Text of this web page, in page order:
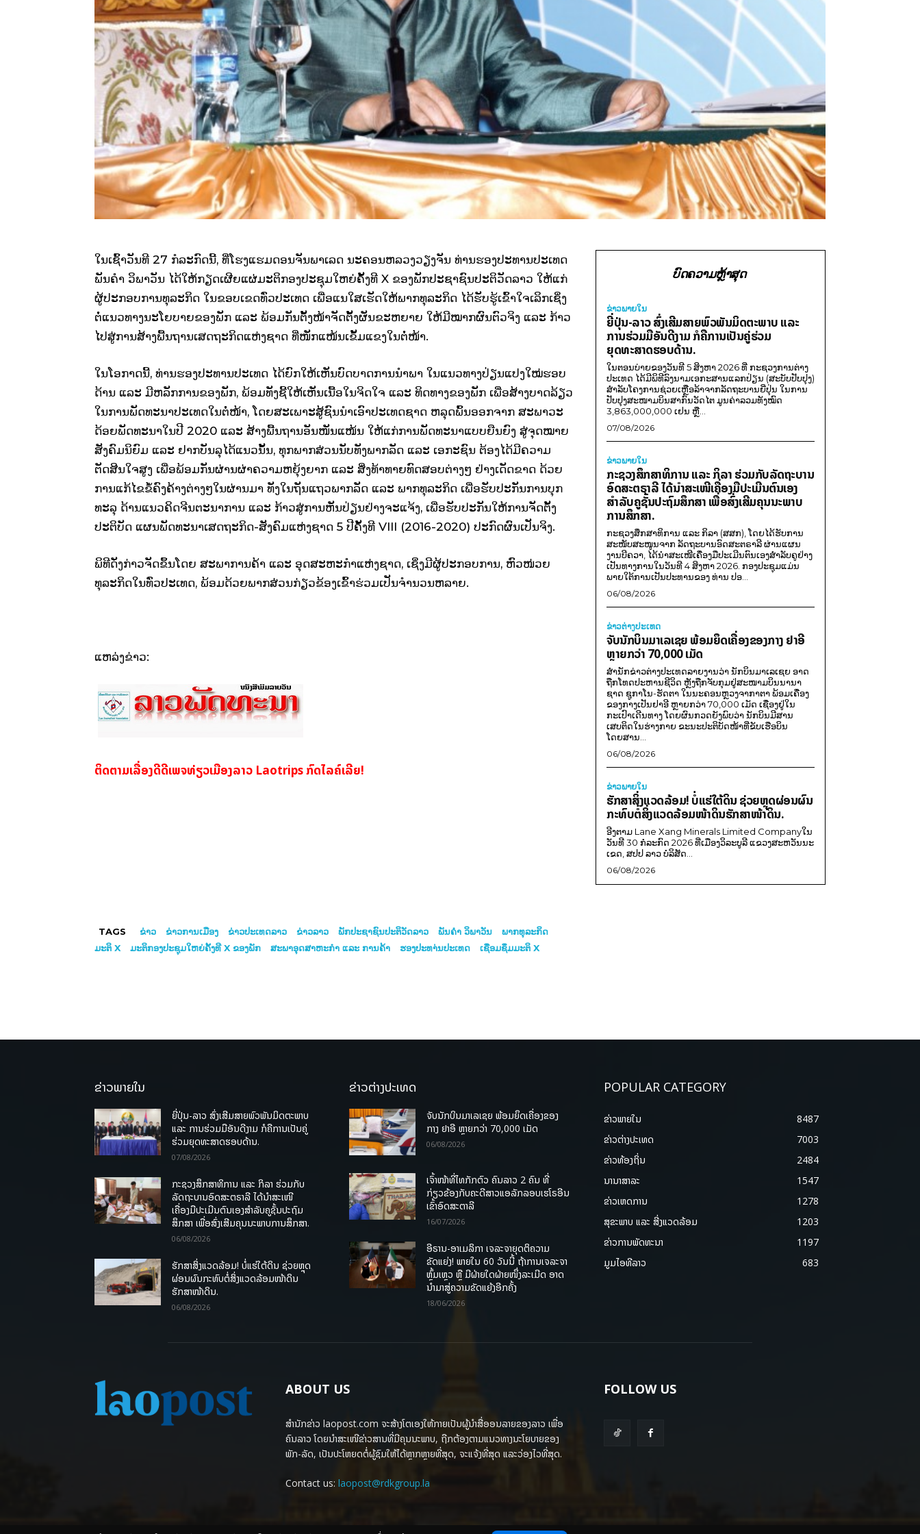
ໃນເຊົ້າວັນທີ 27 ກໍລະກົດນີ້, ທີ່ໂຮງແຮມດອນຈັນພາເລດ ນະຄອນຫລວງວຽງຈັນ ທ່ານຮອງປະທານປະເທດ
ພັນຄໍາ ວິພາວັນ ໄດ້ໃຫ້ກຽດເຜີຍແຜ່ມະຕິກອງປະຊຸມໃຫຍ່ຄັ້ງທີ X ຂອງພັກປະຊາຊົນປະຕິວັດລາວ ໃຫ້ແກ່
ຜູ້ປະກອບການທຸລະກິດ ໃນຂອບເຂດທົ່ວປະເທດ ເພື່ອແນໃສເຮັດໃຫ້ພາກທຸລະກິດ ໄດ້ຮັບຮູ້ເຂົ້າໃຈເລິກເຊິ່ງ
ຕໍ່ແນວທາງນະໂຍບາຍຂອງພັກ ແລະ ພ້ອມກັນຕັ້ງໜ້າຈັດຕັ້ງຜັນຂະຫຍາຍ ໃຫ້ມີໝາກຜົນຕົວຈິງ ແລະ ກ້າວ
ໄປສູ່ການສ້າງພື້ນຖານເສດຖະກິດແຫ່ງຊາດ ທີ່ໜັກແໜ້ນເຂັ້ມແຂງໃນຕໍ່ໜ້າ.
ໃນໂອກາດນີ້, ທ່ານຮອງປະທານປະເທດ ໄດ້ຍົກໃຫ້ເຫັນບົດບາດການນໍາພາ ໃນແນວທາງປ່ຽນແປງໃໝ່ຮອບ
ດ້ານ ແລະ ມີຫລັກການຂອງພັກ, ພ້ອມທັງຊີ້ໃຫ້ເຫັນເນື້ອໃນຈິດໃຈ ແລະ ທິດທາງຂອງພັກ ເພື່ອສ້າງບາດລ້ຽວ
ໃນການພັດທະນາປະເທດໃນຕໍ່ໜ້າ, ໂດຍສະເພາະສູ້ຊົນນໍາເອົາປະເທດຊາດ ຫລຸດພົ້ນອອກຈາກ ສະພາວະ
ດ້ອຍພັດທະນາໃນປີ 2020 ແລະ ສ້າງພື້ນຖານອັນໜັນແໜ້ນ ໃຫ້ແກ່ການພັດທະນາແບບຍືນຍົງ ສູ່ຈຸດໝາຍ
ສັງຄົມນິຍົມ ແລະ ຢາກບັນລຸໄດ້ແນວນັ້ນ, ທຸກພາກສ່ວນນັບທັງພາກລັດ ແລະ ເອກະຊົນ ຕ້ອງໄດ້ມີຄວາມ
ຕັດສີນໃຈສູງ ເພື່ອພ້ອມກັນຜ່ານຜ່າຄວາມຫຍຸ້ງຍາກ ແລະ ສິ່ງທ້າທາຍທົດສອບຕ່າງໆ ຢ່າງເດັດຂາດ ດ້ວຍ
ການແກ້ໄຂຂໍ້ຄົງຄ້າງຕ່າງໆໃນຜ່ານມາ ທັງໃນຖັນແຖວພາກລັດ ແລະ ພາກທຸລະກິດ ເພື່ອຮັບປະກັນການບຸກ
ທະລຸ ດ້ານແນວຄິດຈີນຕະນາການ ແລະ ກ້າວສູ່ການຫັນປ່ຽນຢ່າງຈະແຈ້ງ, ເພື່ອຮັບປະກັນໃຫ້ການຈັດຕັ້ງ
ປະຕິບັດ ແຜນພັດທະນາເສດຖະກິດ-ສັງຄົມແຫ່ງຊາດ 5 ປີຄັ້ງທີ VIII (2016-2020) ປະກົດຜົນເປັນຈິງ.
ພິທີດັ່ງກ່າວຈັດຂຶ້ນໂດຍ ສະພາການຄ້າ ແລະ ອຸດສະຫະກໍາແຫ່ງຊາດ, ເຊິ່ງມີຜູ້ປະກອບການ, ຫົວໜ່ວຍ
ທຸລະກິດໃນທົ່ວປະເທດ, ພ້ອມດ້ວຍພາກສ່ວນກ່ຽວຂ້ອງເຂົ້າຮ່ວມເປັນຈໍານວນຫລາຍ.
ແຫລ່ງຂ່າວ:
ຕິດຕາມເລື່ອງດີດີເພຈທ່ຽວເມືອງລາວ Laotrips ກົດໄລຄ໌ເລີຍ!
TAGS ຂ່າວ ຂ່າວການເມືອງ ຂ່າວປະເທດລາວ ຂ່າວລາວ ພັກປະຊາຊົນປະຕິວັດລາວ ພັນຄຳ ວິພາວັນ
ພາກທຸລະກິດ
ມະຕິ X
ມະຕິກອງປະຊຸມໃຫຍ່ຄັ້ງທີ X ຂອງພັກ ສະພາອຸດສາຫະກຳ ແລະ ການຄ້າ ຮອງປະທາ່ນປະເທດ ເຊື່ອມຊຶມມະຕິ X
ບົດຄວາມຫຼ້າສຸດ
ຂ່າວພາຍ​ໃນ
ຍີ່ປຸ່ນ-ລາວ ສົ່ງເສີມສາຍພົວພັນມິດຕະພາບ ແລະ
ການຮ່ວມມືອັນດີງາມ ກໍຄືການເປັນຄູ່ຮ່ວມ
ຍຸດທະສາດຮອບດ້ານ.
ໃນຕອນບ່າຍຂອງວັນທີ 5 ສິງຫາ 2026 ທີ່ ກະຊວງການຕ່າງ
ປະເທດ ໄດ້ມີພິທີລົງນາມເອກະສານແລກປ່ຽນ (ສະບັບປັບປຸງ)
ສໍາລັບໂຄງການຊ່ວຍເຫຼືອລ້າຈາກລັດຖະບານຍີ່ປຸ່ນ ໃນການ
ປັບປຸງສະໜາມບິນສາກົນວັດໄຕ ມູນຄ່າລວມທັງໝົດ
3,863,000,000 ເຢນ ຫຼື...
07/08/2026
ຂ່າວພາຍ​ໃນ
ກະຊວງສຶກສາທິການ ແລະ ກິລາ ຮ່ວມກັບລັດຖະບານ
ອົດສະຕຣາລີ ໄດ້ນຳສະເໜີເຄື່ອງມືປະເມີນຕົນເອງ
ສຳລັບຄູຊັ້ນປະຖົມສຶກສາ ເພື່ອສົ່ງເສີມຄຸນນະພາບ
ການສຶກສາ.
ກະຊວງສຶກສາທິການ ແລະ ກິລາ (ສສກ), ໂດຍໄດ້ຮັບການ
ສະໜັບສະໜູນຈາກ ລັດຖະບານອົດສະຕຣາລີ ຜ່ານແຜນ
ງານບີຄວາ, ໄດ້ນຳສະເໜີເຄື່ອງມືປະເມີນຕົນເອງສຳລັບຄູຢ່າງ
ເປັນທາງການໃນວັນທີ 4 ສິງຫາ 2026. ກອງປະຊຸມແມ່ນ
ພາຍໃຕ້ການເປັນປະທານຂອງ ທ່ານ ປອ...
06/08/2026
ຂ່າວຕ່າງປະເທດ
ຈັບນັກບິນມາເລເຊຍ ພ້ອມຍຶດເຄື່ອງຂອງກາງ ຢາອີ
ຫຼາຍກວ່າ 70,000 ເມັດ
ສຳນັກຂ່າວຕ່າງປະເທດລາຍງານວ່າ ນັກບິນມາເລເຊຍ ອາດ
ຖືກໂທດປະຫານຊີວິດ ຫຼັງຖືກຈັບກຸມຢູ່ສະໜາມບິນນານາ
ຊາດ ຊູກາໂນ-ຮັດຕາ ໃນນະຄອນຫຼວງຈາກາຕາ ພ້ອມເຄື່ອງ
ຂອງກາງເປັນຢາອີ ຫຼາຍກວ່າ 70,000 ເມັດ ເຊື່ອງຢູ່ໃນ
ກະເປົາເດີນທາງ ໂດຍຜົນກວດຍັງພົບວ່າ ນັກບິນມີສານ
ເສບຕິດໃນຮ່າງກາຍ ຂະນະປະຕິບັດໜ້າທີ່ຂັບເຮືອບິນ
ໂດຍສານ...
06/08/2026
ຂ່າວພາຍ​ໃນ
ຮັກສາສິ່ງແວດລ້ອມ! ບໍ່ແຮ່ໃຕ້ດິນ ຊ່ວຍຫຼຸດຜ່ອນຜົນ
ກະທົບຕໍ່ສິ່ງແວດລ້ອມໜ້າດິນຮັກສາໜ້າດິນ.
ອີງຕາມ Lane Xang Minerals Limited Companyໃນ
ວັນທີ 30 ກໍລະກົດ 2026 ທີ່ເມືອງວິລະບູລີ ແຂວງສະຫວັນນະ
ເຂດ, ສປປ ລາວ ບໍລິສັດ...
06/08/2026
ຂ່າວພາຍໃນ
ຍີ່ປຸ່ນ-ລາວ ສົ່ງເສີມສາຍພົວພັນມິດຕະພາບ
ແລະ ການຮ່ວມມືອັນດີງາມ ກໍຄືການເປັນຄູ່
ຮ່ວມຍຸດທະສາດຮອບດ້ານ.
07/08/2026
ກະຊວງສຶກສາທິການ ແລະ ກິລາ ຮ່ວມກັບ
ລັດຖະບານອົດສະຕຣາລີ ໄດ້ນຳສະເໜີ
ເຄື່ອງມືປະເມີນຕົນເອງສຳລັບຄູຊັ້ນປະຖົມ
ສຶກສາ ເພື່ອສົ່ງເສີມຄຸນນະພາບການສຶກສາ.
06/08/2026
ຮັກສາສິ່ງແວດລ້ອມ! ບໍ່ແຮ່ໃຕ້ດິນ ຊ່ວຍຫຼຸດ
ຜ່ອນຜົນກະທົບຕໍ່ສິ່ງແວດລ້ອມໜ້າດິນ
ຮັກສາໜ້າດິນ.
06/08/2026
ຂ່າວຕ່າງປະເທດ
ຈັບນັກບິນມາເລເຊຍ ພ້ອມຍຶດເຄື່ອງຂອງ
ກາງ ຢາອີ ຫຼາຍກວ່າ 70,000 ເມັດ
06/08/2026
ເຈົ້າໜ້າທີ່ໄທກັກຕົວ ຄົນລາວ 2 ຄົນ ທີ່
ກ່ຽວຂ້ອງກັບຄະດີສາວແອລັກລອບເຮໂຣອີນ
ເຂົ້າອົດສະຕາລີ
16/07/2026
ອີຣານ-ອາເມລິກາ ເຈລະຈາຍຸດຕິຄວາມ
ຂັດແຍ່ງ! ພາຍໃນ 60 ວັນນີ້ ຖ້າການເຈລະຈາ
ຫຼົ້ມເຫຼວ ຫຼື ມີຝ່າຍໃດຝ່າຍໜຶ່ງລະເມີດ ອາດ
ນໍາມາສູ່ຄວາມຂັດແຍ້ງອີກຄັ້ງ
18/06/2026
POPULAR CATEGORY
ຂ່າວພາຍ​ໃນ
8487
ຂ່າວຕ່າງປະເທດ
7003
ຂ່າວທ້ອງຖິ່ນ
2484
ນານາສາລະ
1547
ຂ່າວເຫດການ
1278
ສຸຂະພາບ ແລະ ສີ່ງແວດລ້ອມ
1203
ຂ່າວການພັດທະນາ
1197
ມູມໄອທີລາວ
683
ABOUT US
ສຳນັກຂ່າວ laopost.com ຈະສ້າງໂຕເອງໃຫ້ກາຍເປັນຜູ້ນຳສື່ອອນລາຍຂອງລາວ ເພື່ອ
ຄົນລາວ ໂດຍນຳສະເໜີຂ່າວສານທີ່ມີຄຸນນະພາບ, ຖືກຕ້ອງຕາມແນວທາງນະໂຍບາຍຂອງ
ພັກ-ລັດ, ເປັນປະໂຫຍດຕໍ່ຜູ້ຊົມໃຫ້ໄດ້ຫຼາກຫຼາຍທີ່ສຸດ, ຈະແຈ້ງທີ່ສຸດ ແລະວ່ອງໄວທີ່ສຸດ.
Contact us: laopost@rdkgroup.la
FOLLOW US